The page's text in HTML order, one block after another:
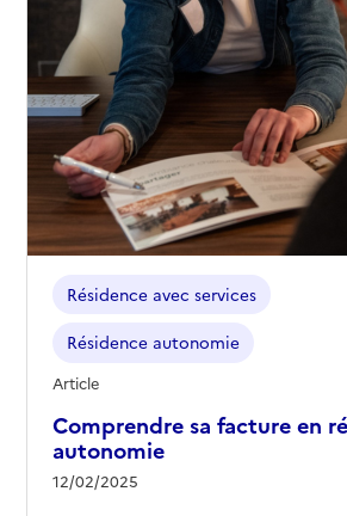
Comprendre sa facture en
autonomie
12/02/2025
Résidence avec services
Résidence autonomie
Article